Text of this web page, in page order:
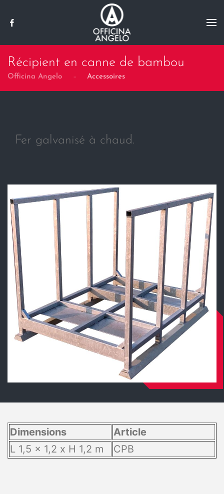
Skip to main content
Récipient en canne de bambou
Officina Angelo Accessoires
Fer galvanisé à chaud.
Dimensions
Article
L 1,5 x 1,2 x H 1,2 m
CPB